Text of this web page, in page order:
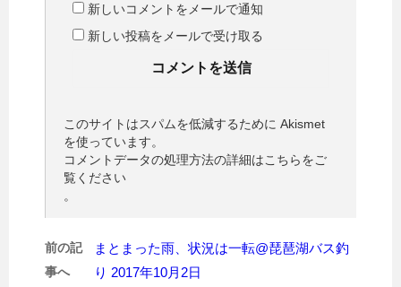
新しいコメントをメールで通知
新しい投稿をメールで受け取る
このサイトはスパムを低減するために Akismet
を使っています。
コメントデータの処理方法の詳細はこちらをご
覧ください
。
前の記
事へ
まとまった雨、状況は一転@琵琶湖バス釣
り 2017年10月2日